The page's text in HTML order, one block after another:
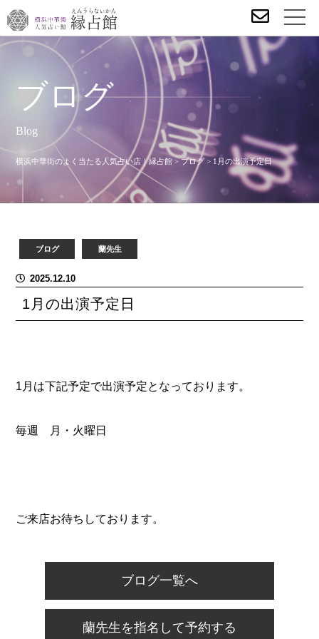
ブログ
Blog
横浜中華街のよく当たる人気占い店｜縁占館 >ブログ> 1月の出演予定日
ブログ 蘭先生
2025.12.10
1月の出演予定日
1月は下記予定で出演予定となっております。
毎週 月・火曜日
ご来店お待ちしております。
ブログ一覧へ
蘭先生を指名して予約する